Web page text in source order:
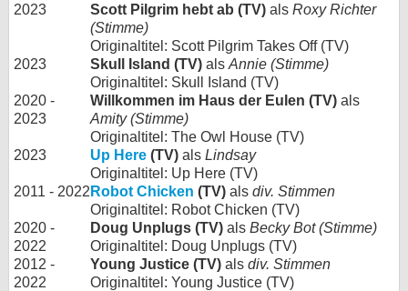
2023
Scott Pilgrim hebt ab (TV) als Roxy Richter
(Stimme)
Originaltitel: Scott Pilgrim Takes Off (TV)
2023
Skull Island (TV) als Annie (Stimme)
Originaltitel: Skull Island (TV)
2020 -
2023
Willkommen im Haus der Eulen (TV) als
Amity (Stimme)
Originaltitel: The Owl House (TV)
2023
Up Here (TV) als Lindsay
Originaltitel: Up Here (TV)
2011 - 2022 Robot Chicken (TV) als div. Stimmen
Originaltitel: Robot Chicken (TV)
2020 -
2022
Doug Unplugs (TV) als Becky Bot (Stimme)
Originaltitel: Doug Unplugs (TV)
2012 -
2022
Young Justice (TV) als div. Stimmen
Originaltitel: Young Justice (TV)